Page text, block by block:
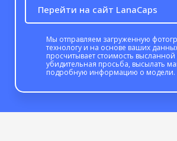
Перейти на сайт LanaCaps
Мы отправляем загруженную
технологу и на основе ваших
просчитывает стоимость
убидительная просьба, высылать
подробную информацию о модели.